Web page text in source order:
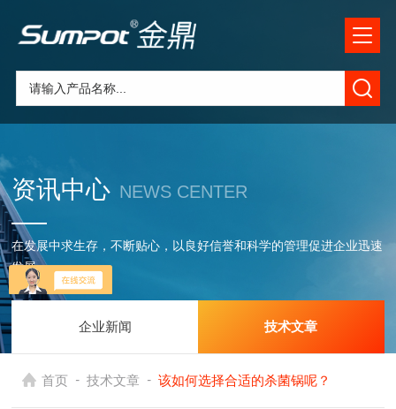
资讯中心 NEWS CENTER
在发展中求生存，不断贴心，以良好信誉和科学的管理促进企业迅速
发展
企业新闻 技术文章
首页 - 技术文章 - 该如何选择合适的杀菌锅呢？